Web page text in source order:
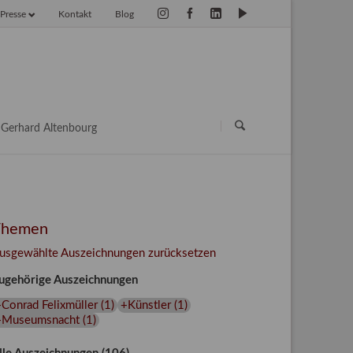
Blog
Kontakt
Presse
Gerhard Altenbourg
Auszeichnungen zurücksetzen
Auszeichnungen
Felixmüller(1 ) +Künstler(1 )
(1 )